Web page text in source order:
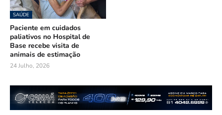
SAÚDE
Paciente em cuidados
paliativos no Hospital de
Base recebe visita de
animais de estimação
24 Julho, 2026